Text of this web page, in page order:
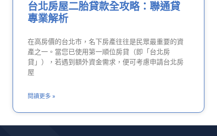
台北房屋二胎貸款全攻略：聯通貸
專業解析
在高房價的台北市，名下房產往往是民眾最重要的資
產之一。當您已使用第一順位房貸（即「台北房
貸」），若遇到額外資金需求，便可考慮申請台北房
屋
閱讀更多 »